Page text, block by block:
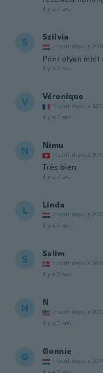
il y a 7 ans
S Szilvia
Inscrit depuis
Pont olyan
il y a 7 ans
V Véronique
Inscrit depuis
il y a 7 ans
N Nimu
Inscrit depuis
Très bien
il y a 7 ans
L Linda
Inscrit depuis
il y a 7 ans
S Salim
Inscrit depuis
il y a 7 ans
N N
Inscrit depuis
il y a 7 ans
G Gonnie
Inscrit depuis